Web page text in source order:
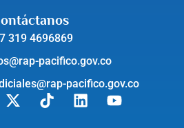
319 4696869
pacifico.gov.co
pacifico.gov.co